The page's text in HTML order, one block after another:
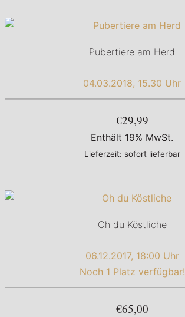
Pubertiere am Herd
04.03.2018, 15.30 Uhr
€29,99
Enthält 19% MwSt.
Lieferzeit: sofort lieferbar
Oh du Köstliche
06.12.2017, 18:00 Uhr
Noch 1 Platz verfügbar!
€65,00